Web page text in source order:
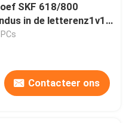
SKF 618/800
in de letterenz1v1
Niveau
Contacteer ons